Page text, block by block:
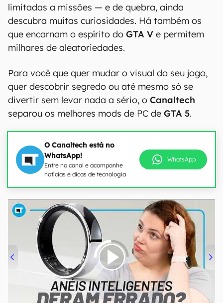
limitadas a missões — e de quebra, ainda
descubra muitas curiosidades. Há também os
que encarnam o espírito do GTA V e permitem
milhares de aleatoriedades.
Para você que quer mudar o visual do seu jogo,
quer descobrir segredo ou até mesmo só se
divertir sem levar nada a sério, o Canaltech
separou os melhores mods de PC de GTA 5.
O Canaltech está no
WhatsApp!
Entre no canal e acompanhe
notícias e dicas de tecnologia
WhatsApp